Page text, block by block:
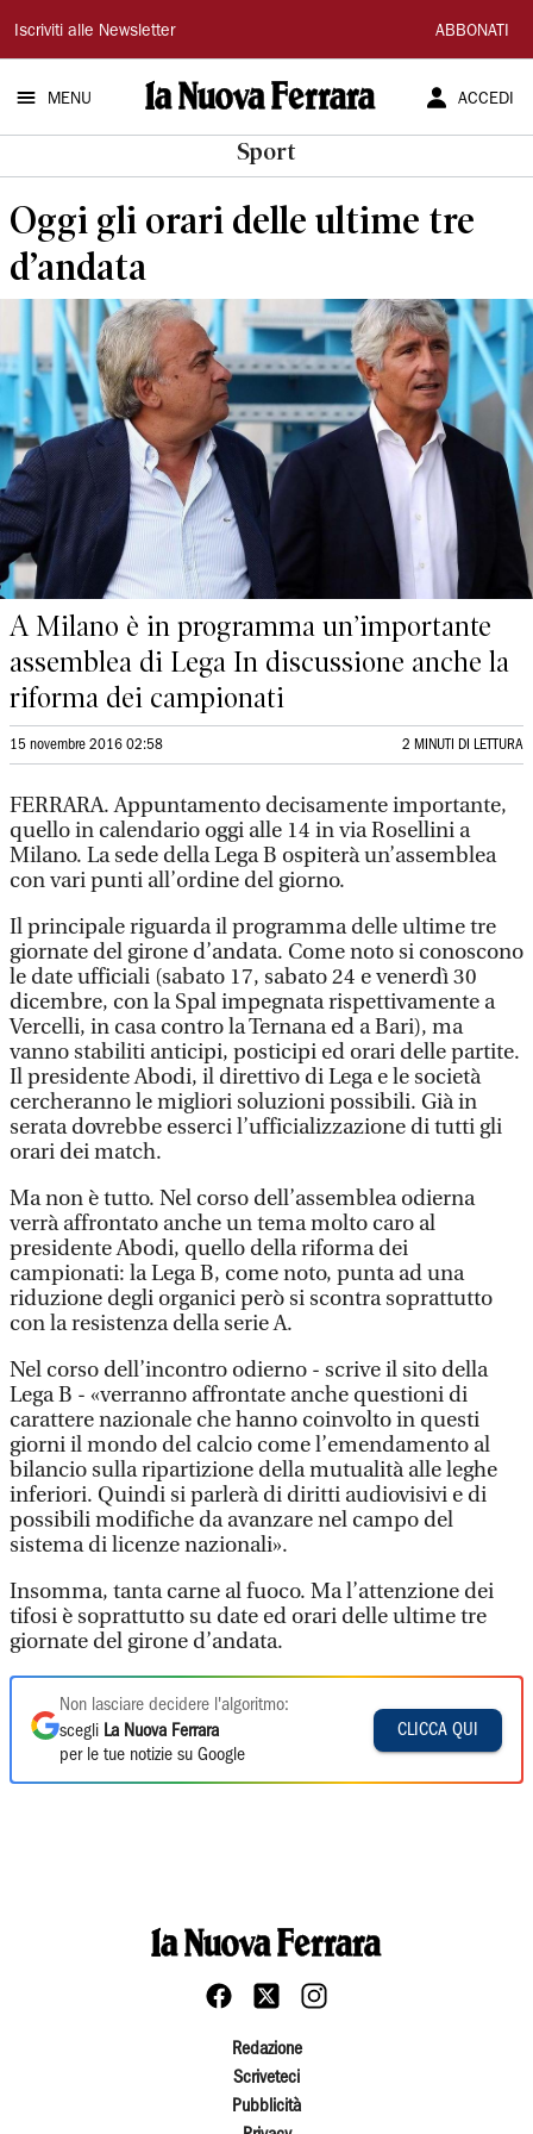
La
Nuova
Ferrara
Iscriviti alle Newsletter ABBONATI
MENU ACCEDI
Sport
Oggi gli orari delle ultime tre
d’andata
A Milano è in programma un’importante
assemblea di Lega In discussione anche la
riforma dei campionati
15 novembre 2016 02:58 2 MINUTI DI LETTURA
FERRARA. Appuntamento decisamente importante,
quello in calendario oggi alle 14 in via Rosellini a
Milano. La sede della Lega B ospiterà un’assemblea
con vari punti all’ordine del giorno.
Il principale riguarda il programma delle ultime tre
giornate del girone d’andata. Come noto si conoscono
le date ufficiali (sabato 17, sabato 24 e venerdì 30
dicembre, con la Spal impegnata rispettivamente a
Vercelli, in casa contro la Ternana ed a Bari), ma
vanno stabiliti anticipi, posticipi ed orari delle partite.
Il presidente Abodi, il direttivo di Lega e le società
cercheranno le migliori soluzioni possibili. Già in
serata dovrebbe esserci l’ufficializzazione di tutti gli
orari dei match.
Ma non è tutto. Nel corso dell’assemblea odierna
verrà affrontato anche un tema molto caro al
presidente Abodi, quello della riforma dei
campionati: la Lega B, come noto, punta ad una
riduzione degli organici però si scontra soprattutto
con la resistenza della serie A.
Nel corso dell’incontro odierno - scrive il sito della
Lega B - «verranno affrontate anche questioni di
carattere nazionale che hanno coinvolto in questi
giorni il mondo del calcio come l’emendamento al
bilancio sulla ripartizione della mutualità alle leghe
inferiori. Quindi si parlerà di diritti audiovisivi e di
possibili modifiche da avanzare nel campo del
sistema di licenze nazionali».
Insomma, tanta carne al fuoco. Ma l’attenzione dei
tifosi è soprattutto su date ed orari delle ultime tre
giornate del girone d’andata.
Non lasciare decidere l'algoritmo:
scegli La Nuova Ferrara
per le tue notizie su Google
CLICCA QUI
Redazione
Scriveteci
Pubblicità